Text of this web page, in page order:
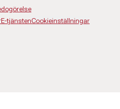
E-tjänstenCookieinställningar